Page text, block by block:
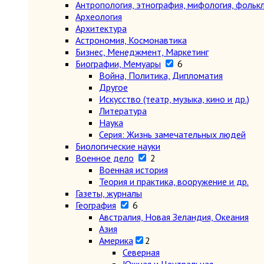
Антропология, этнография, мифология,
Археология
Архитектура
Астрономия, Космонавтика
Бизнес, Менеджмент, Маркетинг
Биографии, Мемуары
6
Война, Политика, Дипломатия
Другое
Искусство (театр, музыка, кино и др.)
Литература
Наука
Серия: Жизнь замечательных людей
Биологические науки
Военное дело
2
Военная история
Теория и практика, вооружение и др.
Газеты, журналы
География
6
Австралия, Новая Зеландия, Океания
Азия
Америка
2
Северная